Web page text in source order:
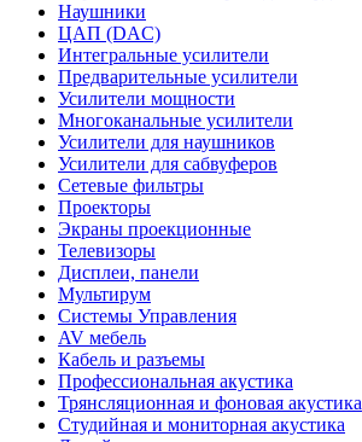
Наушники
ЦАП (DAC)
Интегральные усилители
Предварительные усилители
Усилители мощности
Многоканальные усилители
Усилители для наушников
Усилители для сабвуферов
Сетевые фильтры
Проекторы
Экраны проекционные
Телевизоры
Дисплеи, панели
Мультирум
Системы Управления
AV мебель
Кабель и разъемы
Профессиональная акустика
Трянсляционная и фоновая акустика
Студийная и мониторная акустика